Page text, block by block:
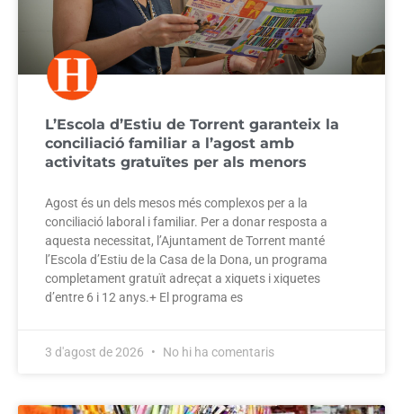
L’Escola d’Estiu de Torrent garanteix la
conciliació familiar a l’agost amb
activitats gratuïtes per als menors
Agost és un dels mesos més complexos per a la
conciliació laboral i familiar. Per a donar resposta a
aquesta necessitat, l’Ajuntament de Torrent manté
l’Escola d’Estiu de la Casa de la Dona, un programa
completament gratuït adreçat a xiquets i xiquetes
d’entre 6 i 12 anys.+ El programa es
3 d'agost de 2026 No hi ha comentaris